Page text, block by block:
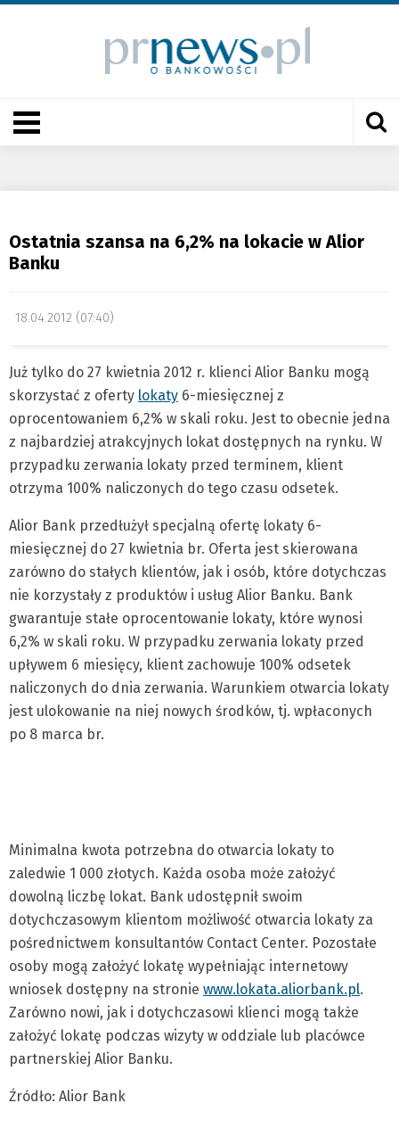
Ostatnia szansa na 6,2% na lokacie w Alior
Banku
18.04.2012 (07:40)
Już tylko do 27 kwietnia 2012 r. klienci Alior Banku mogą
skorzystać z oferty lokaty 6-miesięcznej z
oprocentowaniem 6,2% w skali roku. Jest to obecnie jedna
z najbardziej atrakcyjnych lokat dostępnych na rynku. W
przypadku zerwania lokaty przed terminem, klient
otrzyma 100% naliczonych do tego czasu odsetek.
Alior Bank przedłużył specjalną ofertę lokaty 6-
miesięcznej do 27 kwietnia br. Oferta jest skierowana
zarówno do stałych klientów, jak i osób, które dotychczas
nie korzystały z produktów i usług Alior Banku. Bank
gwarantuje stałe oprocentowanie lokaty, które wynosi
6,2% w skali roku. W przypadku zerwania lokaty przed
upływem 6 miesięcy, klient zachowuje 100% odsetek
naliczonych do dnia zerwania. Warunkiem otwarcia lokaty
jest ulokowanie na niej nowych środków, tj. wpłaconych
po 8 marca br.
Minimalna kwota potrzebna do otwarcia lokaty to
zaledwie 1 000 złotych. Każda osoba może założyć
dowolną liczbę lokat. Bank udostępnił swoim
dotychczasowym klientom możliwość otwarcia lokaty za
pośrednictwem konsultantów Contact Center. Pozostałe
osoby mogą założyć lokatę wypełniając internetowy
wniosek dostępny na stronie www.lokata.aliorbank.pl.
Zarówno nowi, jak i dotychczasowi klienci mogą także
założyć lokatę podczas wizyty w oddziale lub placówce
partnerskiej Alior Banku.
Źródło: Alior Bank